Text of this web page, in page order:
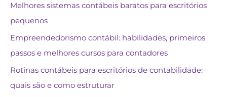
Melhores sistemas contábeis baratos para escritórios
pequenos
Empreendedorismo contábil: habilidades, primeiros
passos e melhores cursos para contadores
Rotinas contábeis para escritórios de contabilidade:
quais são e como estruturar